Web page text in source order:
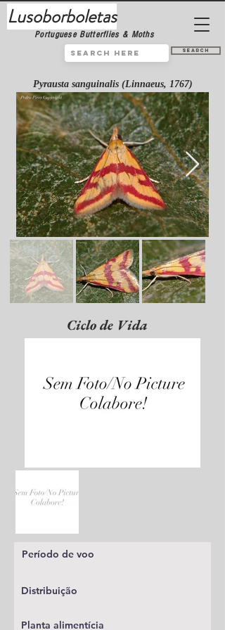
Lusoborboletas
Portuguese Butterflies & Moths
Search
Pyrausta sanguinalis (Linnaeus, 1767)
Ciclo de Vida
Período de voo
Distribuição
Planta alimentícia